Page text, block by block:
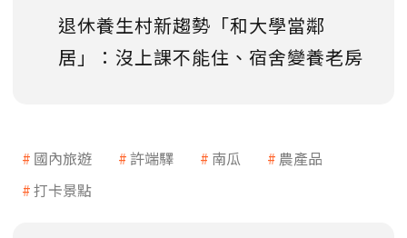
退休養生村新趨勢「和大學當鄰
居」：沒上課不能住、宿舍變養老房
國內旅遊 許端驛 南瓜
農產品
打卡景點